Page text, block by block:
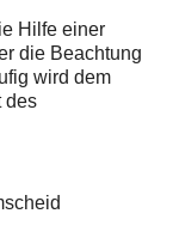
Hilfe einer
die Beachtung
wird dem
des